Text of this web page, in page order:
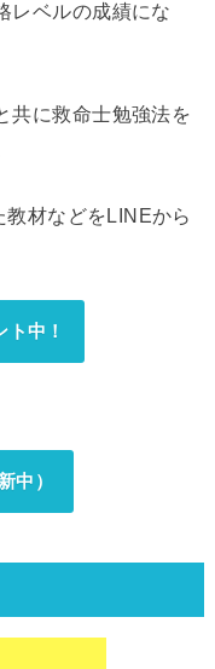
レベルの成績にな
共に救命士勉強法を
材などをLINEから
中！
中）